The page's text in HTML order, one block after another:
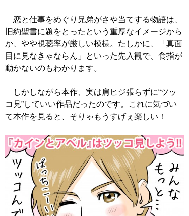
恋と仕事をめぐり兄弟がさや当てする物語は、
旧約聖書に題をとったという重厚なイメージから
か、やや視聴率が厳しい模様。たしかに、「真面
目に見なきゃならん」といった先入観で、食指が
動かないのもわかります。
しかしながら本作、実は肩ヒジ張らずに“ツッ
コ見”していい作品だったのです。これに気づい
て本作を見ると、そりゃもうすげぇ楽しい！